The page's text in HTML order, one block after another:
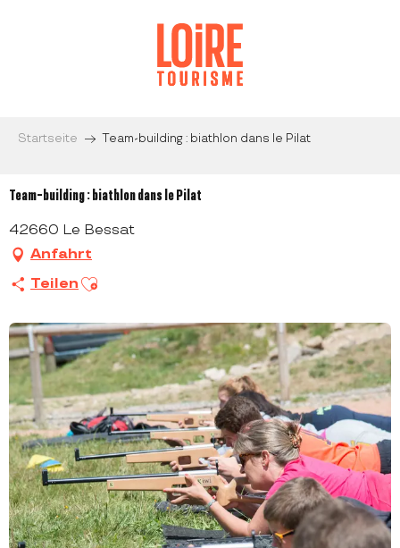
Startseite Team-building : biathlon dans le Pilat
Team-building : biathlon dans le Pilat
42660 Le Bessat
Anfahrt
Teilen Ajouter aux favoris